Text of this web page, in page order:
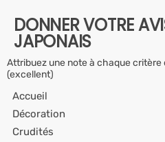
DONNER VOTRE
JAPONAIS
Attribuez une note à chaque critère
(excellent)
Accueil
Décoration
Crudités